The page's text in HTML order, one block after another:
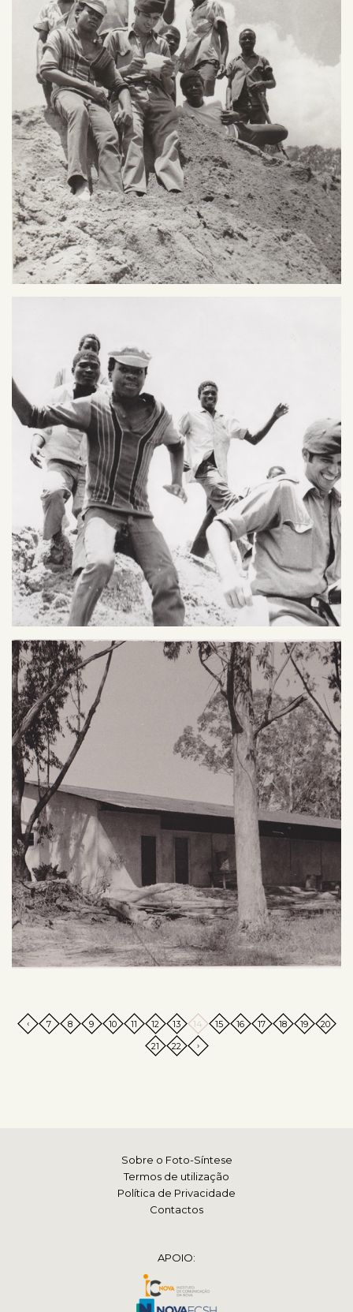
‹ 7 8 9 10 11 12 13 14 15 16 17 18 19
20
21
22 ›
Sobre o Foto-Síntese
Termos de utilização
Política de Privacidade
Contactos
APOIO: